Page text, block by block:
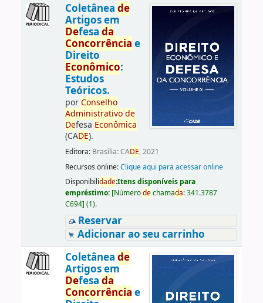
Coletânea de
Artigos em
Defesa da
Concorrência e
Direito
Econômico:
Estudos
Teóricos.
porConselho
Administrativo de
Defesa Econômica
(CADE).
Editora: Brasília: CADE, 2021
Recursos online:Clique aqui para acessar online
Disponibilidade:Itens disponíveis para
empréstimo: [Númerodechamada:341.3787
C694] (1).
Reservar
Adicionar ao seu carrinho
Coletânea de
Artigos em
Defesa da
Concorrência e